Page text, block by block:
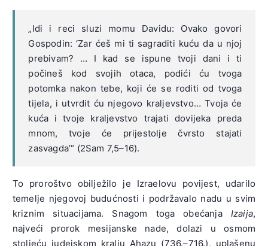
„Idi i reci sluzi momu Davidu: Ovako govori
Gospodin: ‘Zar ćeš mi ti sagraditi kuću da u njoj
prebivam? … I kad se ispune tvoji dani i ti
počineš kod svojih otaca, podići ću tvoga
potomka nakon tebe, koji će se roditi od tvoga
tijela, i utvrdit ću njegovo kraljevstvo… Tvoja će
kuća i tvoje kraljevstvo trajati dovijeka preda
mnom, tvoje će prijestolje čvrsto stajati
zasvagda’“ (2Sam 7,5–16).
To proroštvo obilježilo je Izraelovu povijest, udarilo
temelje njegovoj budućnosti i podržavalo nadu u svim
kriznim situacijama. Snagom toga obećanja Izaija,
najveći prorok mesijanske nade, dolazi u osmom
stoljeću judejskom kralju Ahazu (736.–716.), uplašenu